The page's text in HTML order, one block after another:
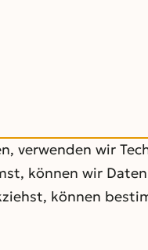
verwenden wir
können wir
können